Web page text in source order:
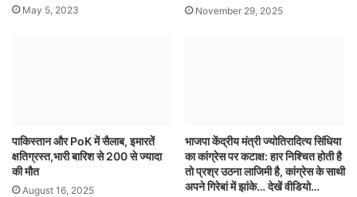
May 5, 2023 November 29, 2025
पाकिस्तान और PoK में सैलाब, इमारतें
क्षतिग्रस्त,भारी बारिश से 200 से ज्यादा
की मौत
August 16, 2025
भाजपा केंद्रीय मंत्री ज्योतिरादित्य सिंधिया
का कांग्रेस पर कटाक्ष: हार निश्चित होती है
तो प्रश्र उठना लाजिमी है, कांग्रेस के साथी
अपने गिरेबां में झांके… देखें वीडियो…